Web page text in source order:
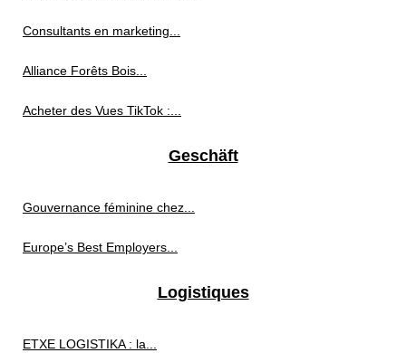
Consultants en marketing...
Alliance Forêts Bois...
Acheter des Vues TikTok :...
Geschäft
Gouvernance féminine chez...
Europe’s Best Employers...
Logistiques
ETXE LOGISTIKA : la...